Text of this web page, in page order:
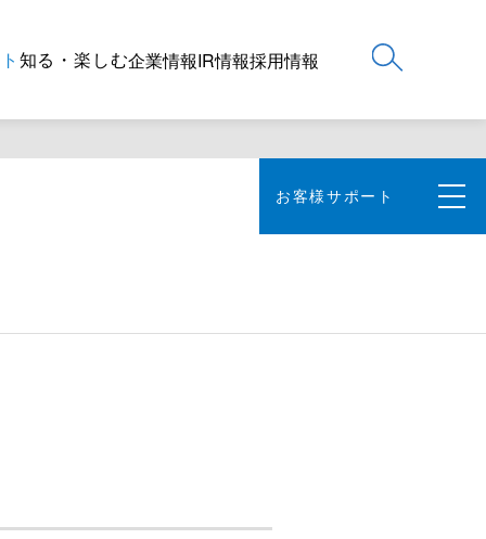
知る・楽しむ企業情報IR情報採用情報
お客様サポート